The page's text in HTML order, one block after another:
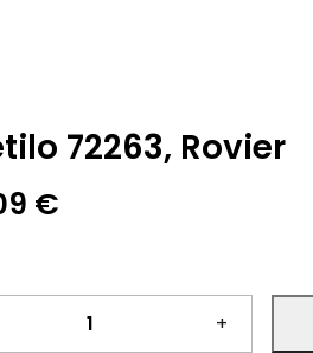
72263, Rovier
€
+